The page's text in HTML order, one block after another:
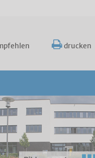
drucken